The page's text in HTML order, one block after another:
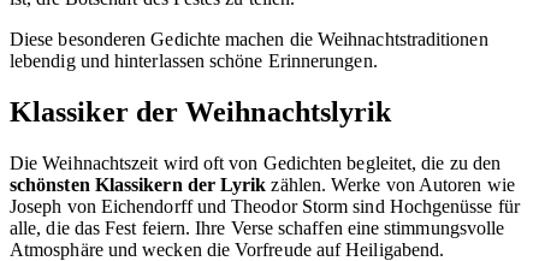
Diese besonderen Gedichte machen die Weihnachtstraditionen
lebendig und hinterlassen schöne Erinnerungen.
Klassiker der Weihnachtslyrik
Die Weihnachtszeit wird oft von Gedichten begleitet, die zu den
schönsten Klassikern der Lyrik zählen. Werke von Autoren wie
Joseph von Eichendorff und Theodor Storm sind Hochgenüsse für
alle, die das Fest feiern. Ihre Verse schaffen eine stimmungsvolle
Atmosphäre und wecken die Vorfreude auf Heiligabend.